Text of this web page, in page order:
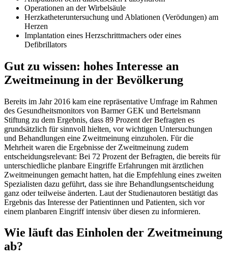
Operationen an der Wirbelsäule
Herzkatheteruntersuchung und Ablationen (Verödungen) am
Herzen
Implantation eines Herzschrittmachers oder eines
Defibrillators
Gut zu wissen: hohes Interesse an
Zweitmeinung in der Bevölkerung
Bereits im Jahr 2016 kam eine repräsentative Umfrage im Rahmen
des Gesundheitsmonitors von Barmer GEK und Bertelsmann
Stiftung zu dem Ergebnis, dass 89 Prozent der Befragten es
grundsätzlich für sinnvoll hielten, vor wichtigen Untersuchungen
und Behandlungen eine Zweitmeinung einzuholen. Für die
Mehrheit waren die Ergebnisse der Zweitmeinung zudem
entscheidungsrelevant: Bei 72 Prozent der Befragten, die bereits für
unterschiedliche planbare Eingriffe Erfahrungen mit ärztlichen
Zweitmeinungen gemacht hatten, hat die Empfehlung eines zweiten
Spezialisten dazu geführt, dass sie ihre Behandlungsentscheidung
ganz oder teilweise änderten. Laut der Studienautoren bestätigt das
Ergebnis das Interesse der Patientinnen und Patienten, sich vor
einem planbaren Eingriff intensiv über diesen zu informieren.
Wie läuft das Einholen der Zweitmeinung
ab?